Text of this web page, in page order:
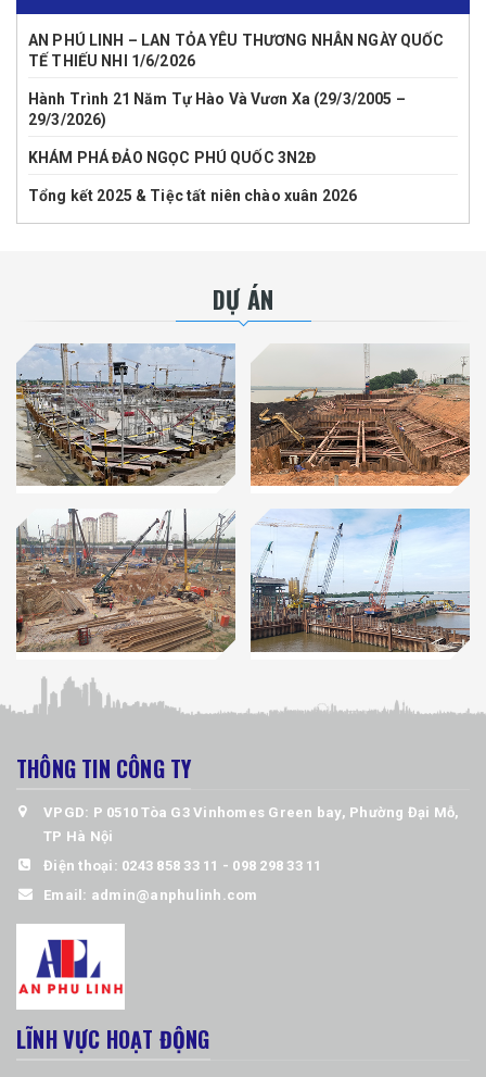
AN PHÚ LINH – LAN TỎA YÊU THƯƠNG NHÂN NGÀY QUỐC
TẾ THIẾU NHI 1/6/2026
Hành Trình 21 Năm Tự Hào Và Vươn Xa (29/3/2005 –
29/3/2026)
KHÁM PHÁ ĐẢO NGỌC PHÚ QUỐC 3N2Đ
Tổng kết 2025 & Tiệc tất niên chào xuân 2026
DỰ ÁN
THÔNG TIN CÔNG TY
VPGD: P 0510 Tòa G3 Vinhomes Green bay, Phường Đại Mỗ,
TP Hà Nội
Điện thoại: 0243 858 33 11 - 098 298 33 11
Email: admin@anphulinh.com
LĨNH VỰC HOẠT ĐỘNG